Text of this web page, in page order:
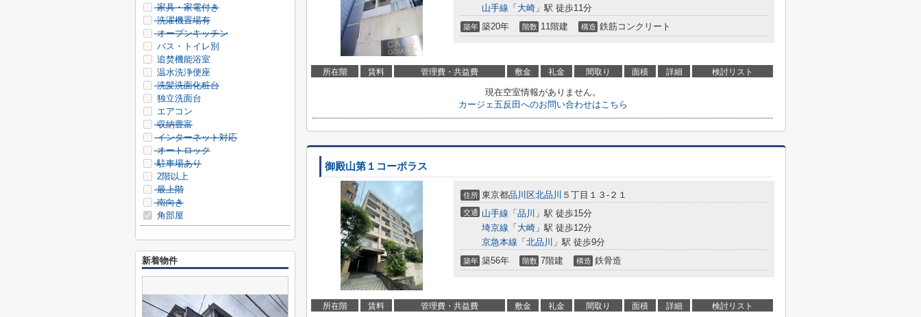
山手線 「 大崎 」駅 徒歩11分
築年 築20年 階数 11階建 構造 鉄筋コンクリート
所在階 賃料 管理費・共益費 敷金 礼金 間取り 面積 詳細 検討リスト
現在空室情報がありません。
カージェ五反田へのお問い合わせはこちら
御殿山第１コーポラス
住所 東京都品川区北品川 ５丁目１３-２１
交通 山手線 「 品川 」駅 徒歩15分
埼京線 「 大崎 」駅 徒歩12分
京急本線 「 北品川 」駅 徒歩9分
築年 築56年 階数 7階建 構造 鉄骨造
所在階 賃料 管理費・共益費 敷金 礼金 間取り 面積 詳細 検討リスト
家具・家電付き
洗濯機置場有
オープンキッチン
バス・トイレ別
追焚機能浴室
温水洗浄便座
洗髪洗面化粧台
独立洗面台
エアコン
収納豊富
インターネット対応
オートロック
駐車場あり
2階以上
最上階
南向き
角部屋
新着物件